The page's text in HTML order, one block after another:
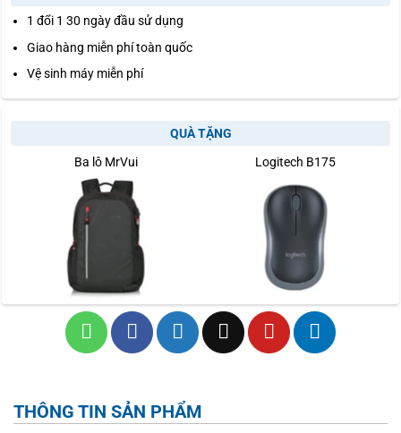
1 đổi 1 30 ngày đầu sử dụng
Giao hàng miễn phí toàn quốc
Vệ sinh máy miễn phí
QUÀ TẶNG
Ba lô MrVui Logitech B175
THÔNG TIN SẢN PHẨM